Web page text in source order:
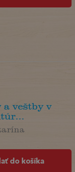
a veštby v
do košíka